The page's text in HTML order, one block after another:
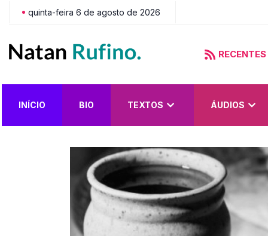
quinta-feira 6 de agosto de 2026
RECENTES
INÍCIO BIO TEXTOS ÁUDIOS